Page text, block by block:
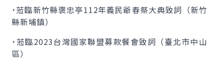
˙蒞臨新竹縣褒忠亭112年義民爺春祭大典致詞（新竹
縣新埔鎮）
˙蒞臨2023台灣國家聯盟募款餐會致詞（臺北市中山
區）